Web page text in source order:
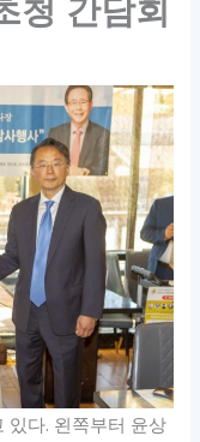
있다. 왼쪽부터 윤상